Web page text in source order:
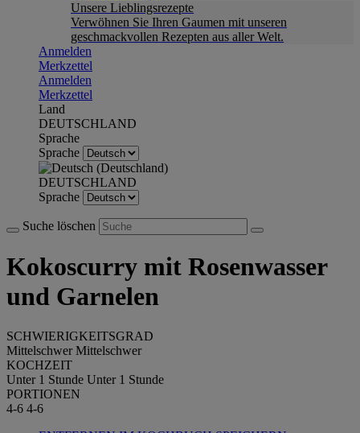
Unsere Lieblingsrezepte
Verwöhnen Sie Ihren Gaumen mit unseren
geschmackvollen Rezepten aus aller Welt.
Anmelden
Merkzettel
Anmelden
Merkzettel
Land
DEUTSCHLAND
Sprache
Sprache
DEUTSCHLAND
Sprache
Suche löschen
Kokoscurry mit Rosenwasser
und Garnelen
SCHWIERIGKEITSGRAD
Mittelschwer Mittelschwer
KOCHZEIT
Unter 1 Stunde Unter 1 Stunde
PORTIONEN
4-6 4-6